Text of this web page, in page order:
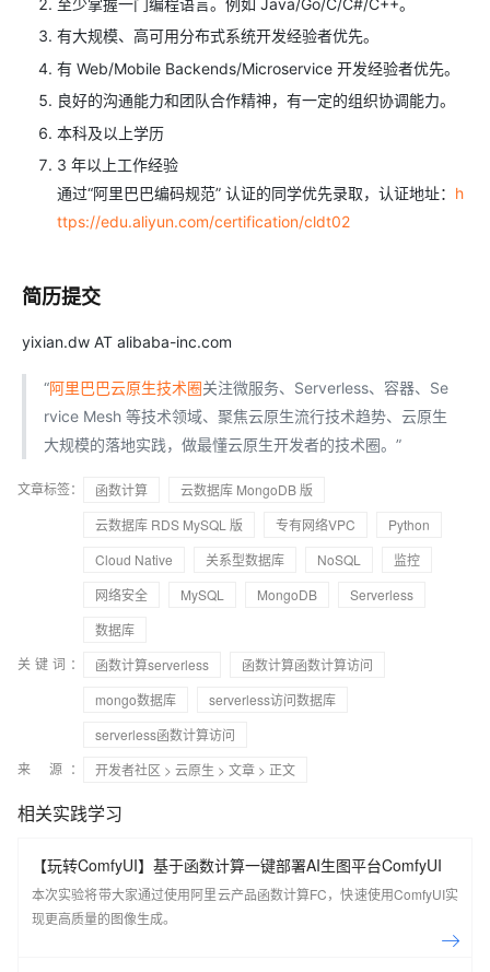
至少掌握一门编程语言。例如 Java/Go/C/C#/C++。
有大规模、高可用分布式系统开发经验者优先。
有 Web/Mobile Backends/Microservice 开发经验者优先。
良好的沟通能力和团队合作精神，有一定的组织协调能力。
本科及以上学历
3 年以上工作经验
通过“阿里巴巴编码规范” 认证的同学优先录取，认证地址： h
ttps://edu.aliyun.com/certification/cldt02
简历提交
yixian.dw AT alibaba-inc.com
“阿里巴巴云原生技术圈关注微服务、Serverless、容器、Se
rvice Mesh 等技术领域、聚焦云原生流行技术趋势、云原生
大规模的落地实践，做最懂云原生开发者的技术圈。”
文章标签： 函数计算
云数据库 MongoDB 版
云数据库 RDS MySQL 版
专有网络VPC
Python
Cloud Native
关系型数据库 NoSQL
监控
网络安全
MySQL MongoDB
Serverless
数据库
关键词：
函数计算serverless
函数计算函数计算访问
mongo数据库
serverless访问数据库
serverless函数计算访问
来 源：
开发者社区 > 云原生 > 文章 > 正文
相关实践学习
【玩转ComfyUI】基于函数计算一键部署AI生图平台ComfyUI
本次实验将带大家通过使用阿里云产品函数计算FC，快速使用ComfyUI实
现更高质量的图像生成。